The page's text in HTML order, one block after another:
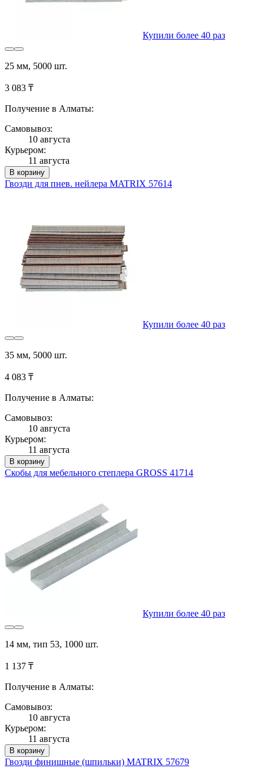
Купили более 40 раз
25 мм, 5000 шт.
3 083 ₸
Получение в Алматы:
Самовывоз:
10 августа
Курьером:
11 августа
В корзину
Гвозди для пнев. нейлера MATRIX 57614
Купили более 40 раз
35 мм, 5000 шт.
4 083 ₸
Получение в Алматы:
Самовывоз:
10 августа
Курьером:
11 августа
В корзину
Скобы для мебельного степлера GROSS 41714
Купили более 40 раз
14 мм, тип 53, 1000 шт.
1 137 ₸
Получение в Алматы:
Самовывоз:
10 августа
Курьером:
11 августа
В корзину
Гвозди финишные (шпильки) MATRIX 57679